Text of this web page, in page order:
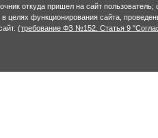
откуда пришел на сайт
целях функционирования сайта,
(требование ФЗ №152. Статья 9